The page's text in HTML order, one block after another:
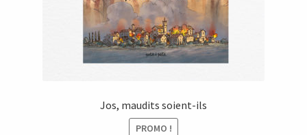
Jos, maudits soient-ils
PROMO !